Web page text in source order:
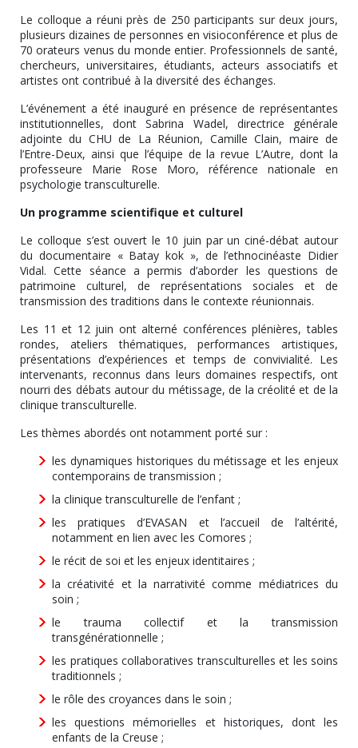
Le colloque a réuni près de 250 participants sur deux jours,
plusieurs dizaines de personnes en visioconférence et plus de
70 orateurs venus du monde entier. Professionnels de santé,
chercheurs, universitaires, étudiants, acteurs associatifs et
artistes ont contribué à la diversité des échanges.
L’événement a été inauguré en présence de représentantes
institutionnelles, dont Sabrina Wadel, directrice générale
adjointe du CHU de La Réunion, Camille Clain, maire de
l’Entre-Deux, ainsi que l’équipe de la revue L’Autre, dont la
professeure Marie Rose Moro, référence nationale en
psychologie transculturelle.
Un programme scientifique et culturel
Le colloque s’est ouvert le 10 juin par un ciné-débat autour
du documentaire « Batay kok », de l’ethnocinéaste Didier
Vidal. Cette séance a permis d’aborder les questions de
patrimoine culturel, de représentations sociales et de
transmission des traditions dans le contexte réunionnais.
Les 11 et 12 juin ont alterné conférences plénières, tables
rondes, ateliers thématiques, performances artistiques,
présentations d’expériences et temps de convivialité. Les
intervenants, reconnus dans leurs domaines respectifs, ont
nourri des débats autour du métissage, de la créolité et de la
clinique transculturelle.
Les thèmes abordés ont notamment porté sur :
les dynamiques historiques du métissage et les enjeux
contemporains de transmission ;
la clinique transculturelle de l’enfant ;
les pratiques d’EVASAN et l’accueil de l’altérité,
notamment en lien avec les Comores ;
le récit de soi et les enjeux identitaires ;
la créativité et la narrativité comme médiatrices du
soin ;
le trauma collectif et la transmission
transgénérationnelle ;
les pratiques collaboratives transculturelles et les soins
traditionnels ;
le rôle des croyances dans le soin ;
les questions mémorielles et historiques, dont les
enfants de la Creuse ;